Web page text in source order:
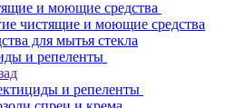
и моющие средства
чистящие и моющие средства
для мытья стекла
и репеленты
и репеленты